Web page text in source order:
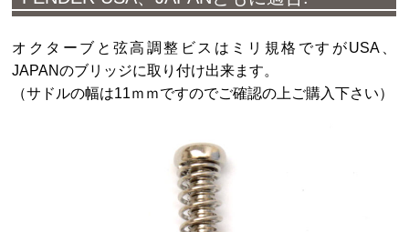
オクターブと弦高調整ビスはミリ規格ですがUSA、
JAPANのブリッジに取り付け出来ます。
（サドルの幅は11ｍｍですのでご確認の上ご購入下さい）